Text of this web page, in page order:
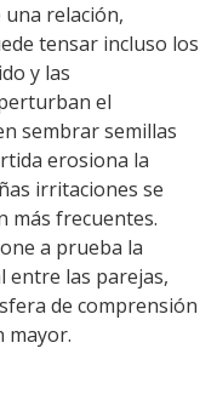
una relación,
tensar incluso los
y las
el
sembrar semillas
erosiona la
irritaciones se
más frecuentes.
a prueba la
entre las parejas,
de comprensión
mayor.